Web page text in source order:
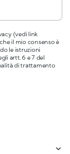
(vedi link
il mio consenso è
le istruzioni
artt. 6 e 7 del
di trattamento